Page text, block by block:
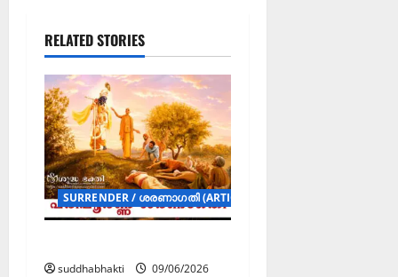
RELATED STORIES
SURRENDER / ശരണാഗതി (ARTICLES)
suddhabhakti
09/06/2026